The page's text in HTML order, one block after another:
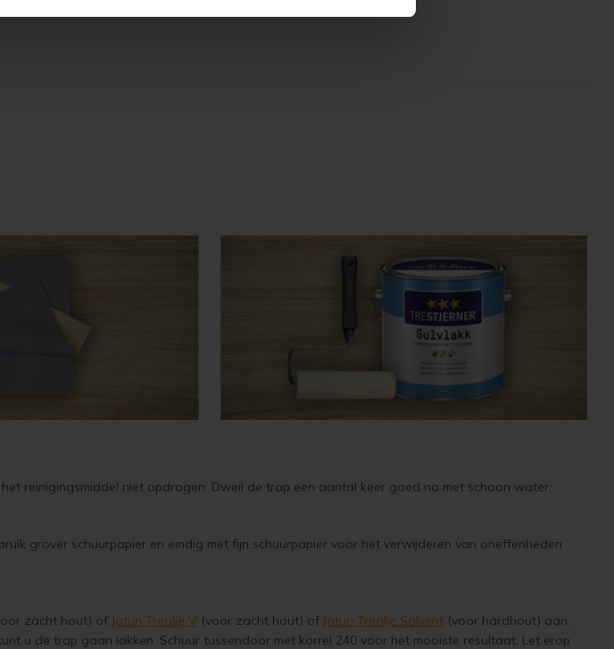
reinigingsmiddel niet opdrogen. Dweil de trap een aantal keer goed na met schoon water.
grover schuurpapier en eindig met fijn schuurpapier voor het verwijderen van oneffenheden
zacht hout) of Jotun Treolje V (voor zacht hout) of Jotun Treolje Solvent (voor hardhout) aan.
u de trap gaan lakken. Schuur tussendoor met korrel 240 voor het mooiste resultaat. Let erop